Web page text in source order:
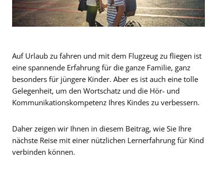
Auf Urlaub zu fahren und mit dem Flugzeug zu fliegen ist
eine spannende Erfahrung für die ganze Familie, ganz
besonders für jüngere Kinder. Aber es ist auch eine tolle
Gelegenheit, um den Wortschatz und die Hör- und
Kommunikationskompetenz Ihres Kindes zu verbessern.
Daher zeigen wir Ihnen in diesem Beitrag, wie Sie Ihre
nächste Reise mit einer nützlichen Lernerfahrung für Kind
verbinden können.